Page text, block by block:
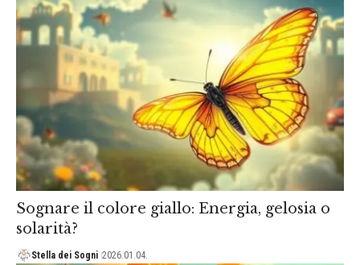
Sognare il colore giallo: Energia, gelosia o
solarità?
Stella dei Sogni 2026.01.04.